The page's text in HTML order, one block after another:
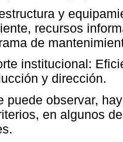
y
recursos
de
institucional:
y dirección.
puede observar,
en algunos